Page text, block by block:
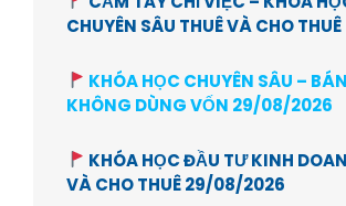
CHUYÊN SÂU THUÊ VÀ CHO THUÊ
KHÓA HỌC CHUYÊN SÂU –
KHÔNG DÙNG VỐN 29/08/2026
KHÓA HỌC ĐẦU TƯ KINH
VÀ CHO THUÊ 29/08/2026